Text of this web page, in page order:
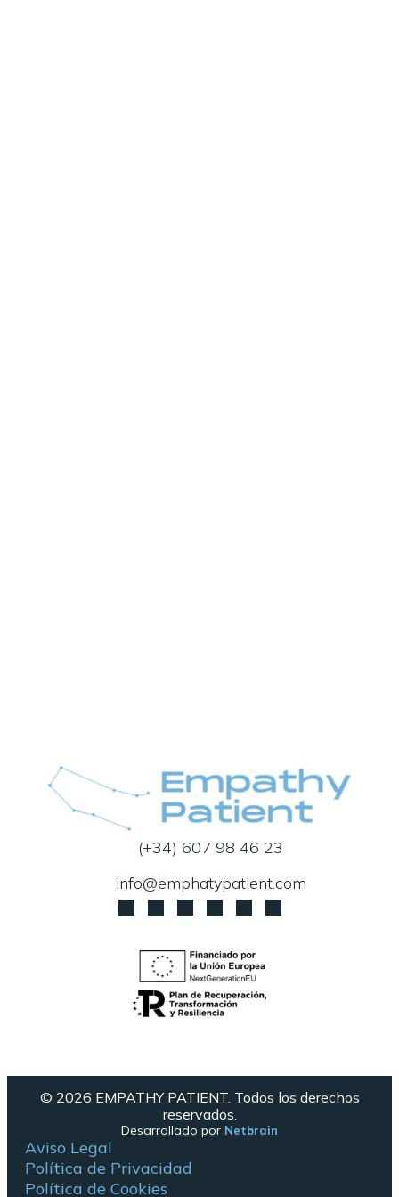
(+34) 607 98 46 23
info@emphatypatient.com
© 2026 EMPATHY PATIENT. Todos los derechos
reservados.
Desarrollado por Netbrain
Aviso Legal
Política de Privacidad
Política de Cookies